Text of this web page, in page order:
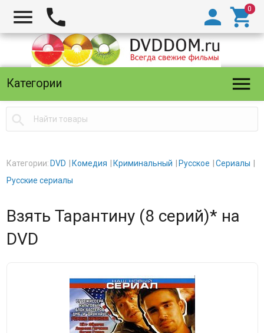
  

Категории 

Категории: DVD Комедия Криминальный Русское
Сериалы
Русские сериалы
Взять Тарантину (8 серий)* на
DVD